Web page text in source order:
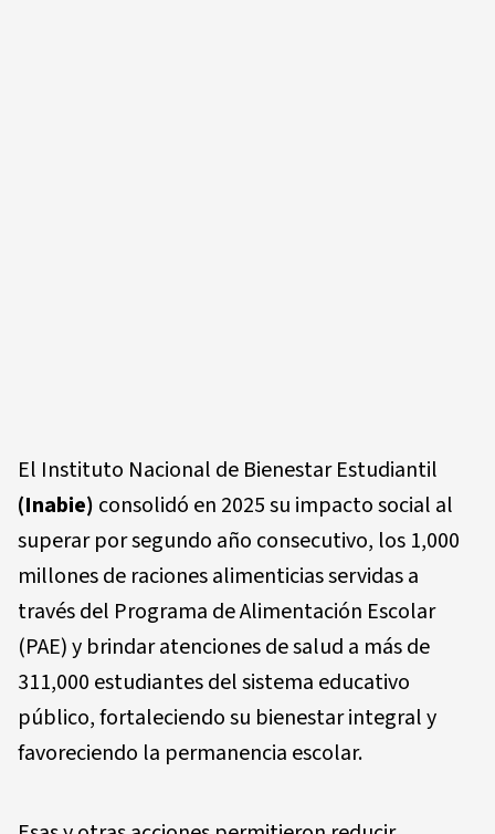
El Instituto Nacional de Bienestar Estudiantil
(Inabie) consolidó en 2025 su impacto social al
superar por segundo año consecutivo, los 1,000
millones de raciones alimenticias servidas a
través del Programa de Alimentación Escolar
(PAE) y brindar atenciones de salud a más de
311,000 estudiantes del sistema educativo
público, fortaleciendo su bienestar integral y
favoreciendo la permanencia escolar.